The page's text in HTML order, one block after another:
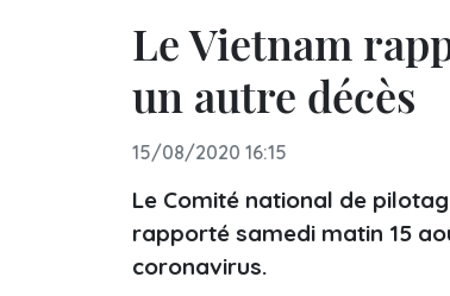
Le Vietnam
un autre décès
15/08/2020 16:15
Le Comité national de
rapporté samedi matin 15
coronavirus.